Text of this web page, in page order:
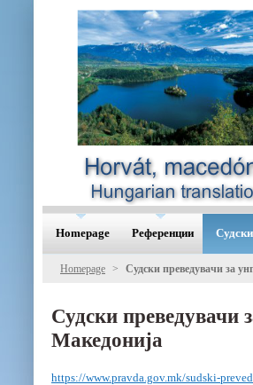
Homepage > Судски преведувачи за
Судски преведувачи
Македонија
https://www.pravda.gov.mk/sudski-
Homepage Референции